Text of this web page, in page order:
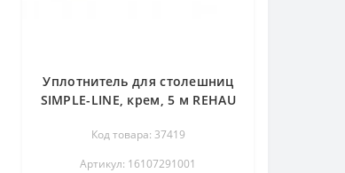
Уплотнитель для столешниц
SIMPLE-LINE, крем, 5 м REHAU
Код товара: 37419
Артикул: 16107291001